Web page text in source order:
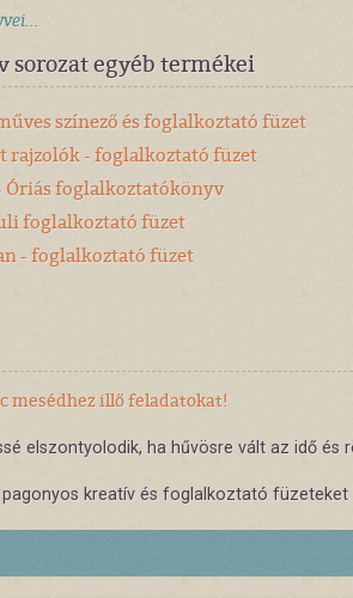
sorozat egyéb termékei
színező és foglalkoztató füzet
rajzolók - foglalkoztató füzet
Óriás foglalkoztatókönyv
foglalkoztató füzet
- foglalkoztató füzet
mesédhez illő feladatokat!
elszontyolodik, ha hűvösre vált az idő
pagonyos kreatív és foglalkoztató